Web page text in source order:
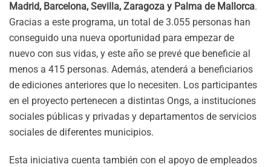
Madrid, Barcelona, Sevilla, Zaragoza y Palma de Mallorca.
Gracias a este programa, un total de 3.055 personas han
conseguido una nueva oportunidad para empezar de
nuevo con sus vidas, y este año se prevé que beneficie al
menos a 415 personas. Además, atenderá a beneficiarios
de ediciones anteriores que lo necesiten. Los participantes
en el proyecto pertenecen a distintas Ongs, a instituciones
sociales públicas y privadas y departamentos de servicios
sociales de diferentes municipios.
Esta iniciativa cuenta también con el apoyo de empleados